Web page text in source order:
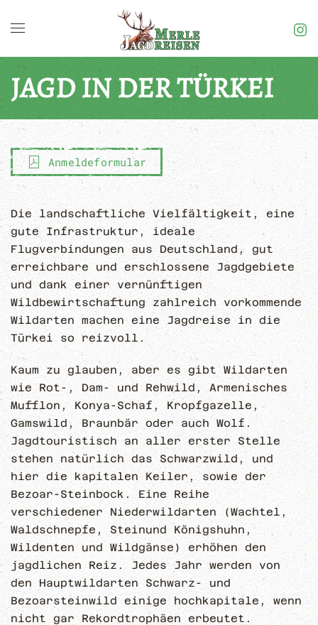
Skip to main content
JAGD IN DER TÜRKEI
Anmeldeformular
Die landschaftliche Vielfältigkeit, eine
gute Infrastruktur, ideale
Flugverbindungen aus Deutschland, gut
erreichbare und erschlossene Jagdgebiete
und dank einer vernünftigen
Wildbewirtschaftung zahlreich vorkommende
Wildarten machen eine Jagdreise in die
Türkei so reizvoll.
Kaum zu glauben, aber es gibt Wildarten
wie Rot-, Dam- und Rehwild, Armenisches
Mufflon, Konya-Schaf, Kropfgazelle,
Gamswild, Braunbär oder auch Wolf.
Jagdtouristisch an aller erster Stelle
stehen natürlich das Schwarzwild, und
hier die kapitalen Keiler, sowie der
Bezoar-Steinbock. Eine Reihe
verschiedener Niederwildarten (Wachtel,
Waldschnepfe, Steinund Königshuhn,
Wildenten und Wildgänse) erhöhen den
jagdlichen Reiz. Jedes Jahr werden von
den Hauptwildarten Schwarz- und
Bezoarsteinwild einige hochkapitale, wenn
nicht gar Rekordtrophäen erbeutet.